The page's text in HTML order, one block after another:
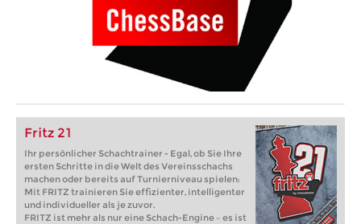
Fritz 21
Ihr persönlicher Schachtrainer - Egal, ob Sie Ihre
ersten Schritte in die Welt des Vereinsschachs
machen oder bereits auf Turnierniveau spielen:
Mit FRITZ trainieren Sie effizienter, intelligenter
und individueller als je zuvor.
FRITZ ist mehr als nur eine Schach-Engine – es ist